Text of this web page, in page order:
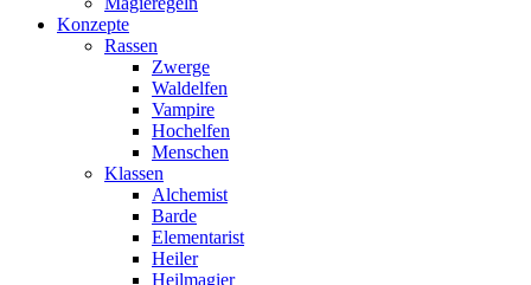
Konzepte
Rassen
Zwerge
Waldelfen
Vampire
Hochelfen
Menschen
Klassen
Alchemist
Barde
Elementarist
Heiler
Heilmagier